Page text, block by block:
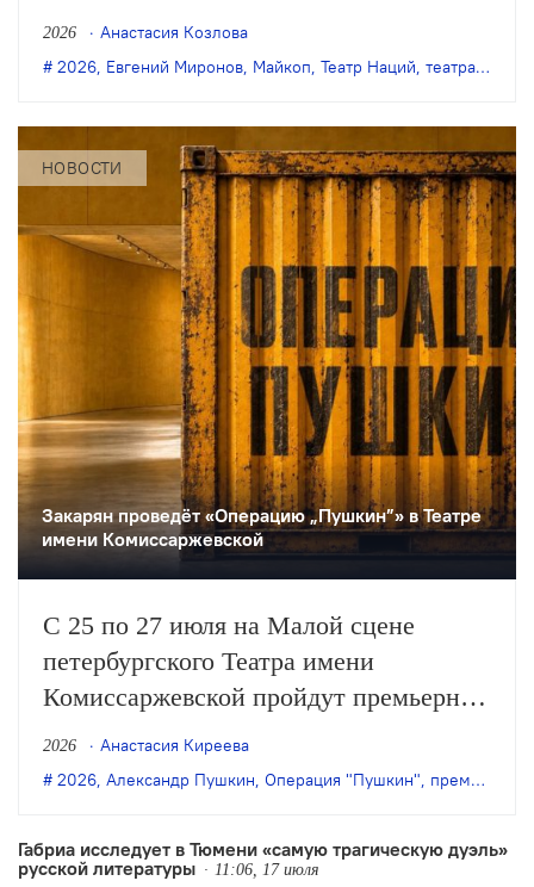
Наций. Участниками станут театры из
Альметьевска, Березников, Заречного,
Новокуйбышевска и Майкопа.
2026
Анастасия Козлова
2026, Евгений Миронов, Майкоп, Театр Наций, театральный фестиваль
НОВОСТИ
Закарян проведёт «Операцию „Пушкин”» в Театре
имени Комиссаржевской
С 25 по 27 июля на Малой сцене
петербургского Театра имени
Комиссаржевской пройдут премьерные
показы спектакля Эдгара Закаряна
«Операция „Пушкин”» по
2026
Анастасия Киреева
2026, Александр Пушкин, Операция "Пушкин", премьера
Габриа исследует в Тюмени «самую трагическую дуэль»
русской литературы
11:06, 17 июля